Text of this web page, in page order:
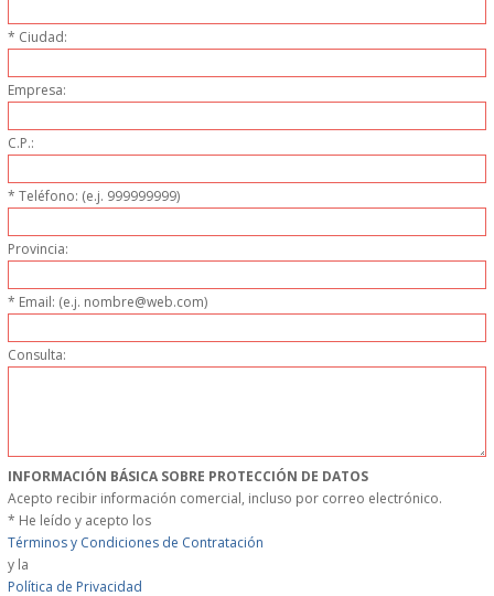
FACEBOOK
TWITTER
TODOS LOS DERECHOS RESERVADOS
* Ciudad:
Empresa:
C.P.:
* Teléfono: (e.j. 999999999)
Provincia:
* Email: (e.j. nombre@web.com)
Consulta:
INFORMACIÓN BÁSICA SOBRE PROTECCIÓN DE DATOS
Acepto recibir información comercial, incluso por correo electrónico.
* He leído y acepto los
Términos y Condiciones de Contratación
y la
Política de Privacidad